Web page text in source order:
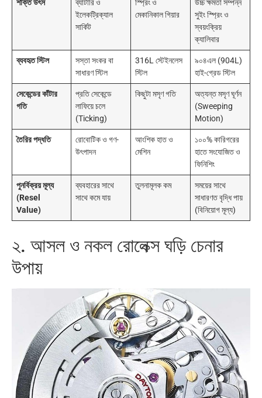
শক্তি উৎস
ব্যাটারি ও
ইলেকট্রিক্যাল
সার্কিট
স্প্রিং ও
মেকানিকাল গিয়ার
উচ্চ ক্ষমতা সম্পন্ন
সুইং স্প্রিং ও
স্বয়ংক্রিয়
ক্যালিবার
ব্যবহৃত স্টিল
সস্তা সংকর বা
সাধারণ স্টিল
316L স্টেইনলেস
স্টিল
৯০৪এল (904L)
হাই-গ্রেড স্টিল
সেকেন্ডের কাঁটার
গতি
প্রতি সেকেন্ডে
লাফিয়ে চলে
(Ticking)
কিছুটা মসৃণ গতি
অত্যন্ত মসৃণ ঘূর্ণন
(Sweeping
Motion)
তৈরির পদ্ধতি
রোবোটিক ও গণ-
উৎপাদন
আংশিক হাত ও
মেশিন
১০০% কারিগরের
হাতে সংযোজিত ও
ফিনিশিং
পুনর্বিক্রয় মূল্য
(Resel
Value)
ব্যবহারের সাথে
সাথে কমে যায়
তুলনামূলক কম
সময়ের সাথে
সাধারণত বৃদ্ধি পায়
(বিনিয়োগ মূল্য)
২. আসল ও নকল রোলেক্স ঘড়ি চেনার
উপায়